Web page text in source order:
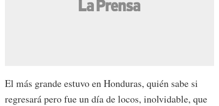
El más grande estuvo en Honduras, quién sabe si
regresará pero fue un día de locos, inolvidable, que